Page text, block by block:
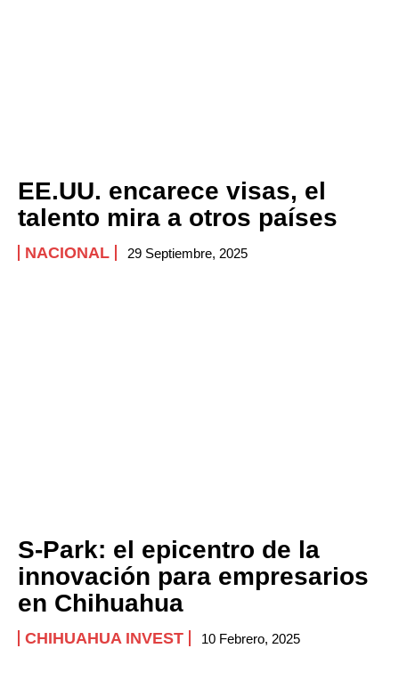
EE.UU. encarece visas, el
talento mira a otros países
NACIONAL 29 Septiembre, 2025
S-Park: el epicentro de la
innovación para empresarios
en Chihuahua
CHIHUAHUA INVEST 10 Febrero, 2025